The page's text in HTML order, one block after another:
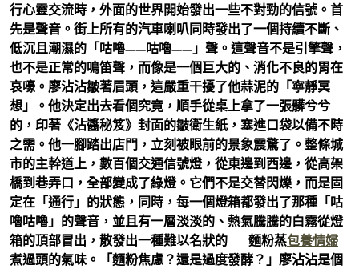
行心靈交流時，外面的世界開始發出一些不對勁的信號。首
先是聲音。街上所有的汽車喇叭同時發出了一個持續不斷、
低沉且潮濕的「咕嚕——咕嚕——」聲。這聲音不是引擎聲，
也不是正常的鳴笛聲，而像是一個巨大的、消化不良的胃在
哀嚎。廖沾沾皺著眉頭，這嚴重干擾了他蒜泥的「寧靜冥
想」。他決定出去看個究竟，順手從桌上拿了一張髒兮兮
的，印著《沾醬秘笈》封面的皺衛生紙，塞進口袋以備不時
之需。他一腳踏出店門，立刻被眼前的景象震驚了。整條城
市的主幹道上，數百個交通信號燈，從東邊到西邊，從高架
橋到巷弄口，全部變成了綠燈。它們不是交替閃爍，而是固
定在「通行」的狀態，同時，每一個燈箱都發出了那種「咕
嚕咕嚕」的聲音，並且有一層淡淡的、熱氣騰騰的白霧從燈
箱的頂部冒出，散發出一種難以名狀的——麵粉蒸包養情婦
煮過頭的氣味。「麵粉焦慮？還是過度發酵？」廖沾沾是個